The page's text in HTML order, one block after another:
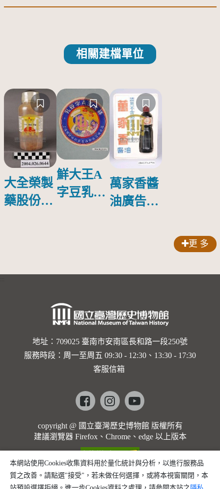
相關建檔單位
大全榮製
藥股份有
鮮大王A
字豆乳罐
萬家香醬
油廣告塑
更 多
地址：709025 臺南市安南區長和路一段250號
服務時段：周一至周五 09:30 - 12:30、13:30 - 17:30
客服信箱
Facebookinstagramyoutube
copyright @ 國立臺灣歷史博物館 版權所有
建議瀏覽器 Firefox、Chrome、edge 以上版本
本網站使用Cookies收集資料用於量化統計與分析，以進行服務品
質之改善。請點選"接受"，若未做任何選擇，或將本視窗關閉，本
站預設選擇拒絕。進一步Cookies資料之處理，請參閱本站之 隱私